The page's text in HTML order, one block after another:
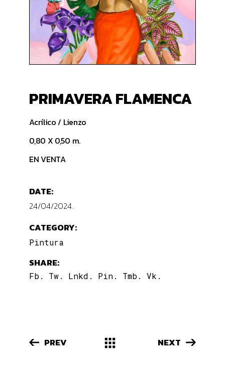
PRIMAVERA FLAMENCA
Acrílico / Lienzo
0,80 X 0,50 m.
EN VENTA
DATE:
24/04/2024.
CATEGORY:
Pintura
SHARE:
Fb. Tw. Lnkd. Pin. Tmb. Vk.
PREV NEXT